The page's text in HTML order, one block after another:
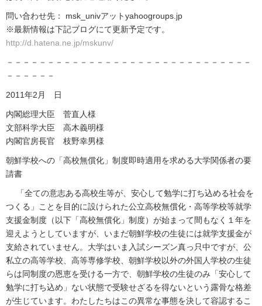
問い合わせ先： msk_univアットyahoogroups.jp
※最新情報は下記ブログにて更新予定です。
http://d.hatena.ne.jp/mskunv/
－－－－－－－－－－－－－－－－－－－－－－－－－－－－－－
－－－－－－
2011年2月 日
内閣総理大臣 菅直人様
文部科学大臣 高木義明様
内閣官房長官 枝野幸男様
朝鮮学校への「高校無償化」制度即時適用を求める大学関係者の要
請書
「全ての意志ある高校生等が、安心して勉学に打ち込める社会を
つくる」ことを目的に設けられた公立高校無償化・高等学校等就学
支援金制度（以下「高校無償化」制度）が始まって間もなく１年を
迎えようとしていますが、いまだ朝鮮学校の生徒には就学支援金が
支給されていません。大学はいま入試シーズン真っ只中ですが、公
私立の高等学校、高等専修学校、朝鮮学校以外の外国人学校の生徒
らは同制度の恩恵を受ける一方で、朝鮮学校の生徒のみ「安心して
勉学に打ち込め」ない状態で受験せざるを得ないという露骨な格差
が生じています。わたしたちはこの異常な事態を決して容認するこ